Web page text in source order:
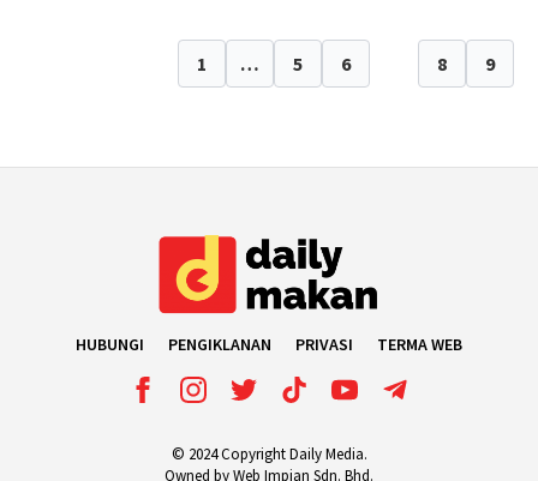
1 … 5 6 8 9
HUBUNGI PENGIKLANAN PRIVASI TERMA WEB
© 2024 Copyright Daily Media.
Owned by Web Impian Sdn. Bhd.